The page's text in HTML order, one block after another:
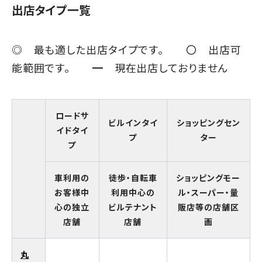
出店タイプ一覧
◎ 最も適した出店タイプです。 〇 出店可
能範囲です。 ━ 現在出店しておりません
ロードサ
イドタイ
プ
ビルインタイ
プ
ショッピングセン
ター
車利用の
お客様中
心の独立
店舗
徒歩・自転車
利用中心の
ビルテナント
店舗
ショッピングモー
ル・スーパー・量
販店等の店舗区
画
丸